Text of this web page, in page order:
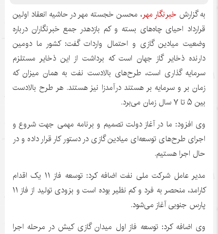
به گزارش خبرنگار مهر، محسن خجسته مهر در حاشیه انعقاد اولین
قرارداد احیای چاه‌های بسته و کم بازدهدر جمع خبرنگاران درباره
وضعیت میادین گازی و احتمال واردات گفت: کشور ما دومین
دارنده ذخایر گاز جهان است که برداشت از این ذخایر مستلزم
سرمایه گذاری است، طرح‌های بالادست نفت به همان میزان که
زمان بر و سرمایه بر هستند درآمدزا نیز هستند. هر طرح بالادست
بین ۵ تا ۷ سال زمان می‌برد.
وی افزود: ما در آغاز دولت تصمیم و برنامه مهمی جهت شروع و
اجرای طرح‌های توسعه‌ای میادین گازی در دستور کار قرار داده و در
حال اجرا هستیم.
مدیر عامل شرکت ملی نفت اضافه کرد: توسعه فاز ۱۱ یک اقدام
کارامد
، منحصر به فرد و کم نظیر بوده است و بزودی تولید از فاز ۱۱
پارس جنوبی آغاز می‌شود.
وی اضافه کرد: توسعه فاز اول میدان گازی کیش در مرحله اجرا